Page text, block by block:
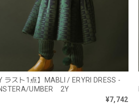
ラスト1点】MABLI / ERYRI DRESS -
UMBER 2Y
¥7,742